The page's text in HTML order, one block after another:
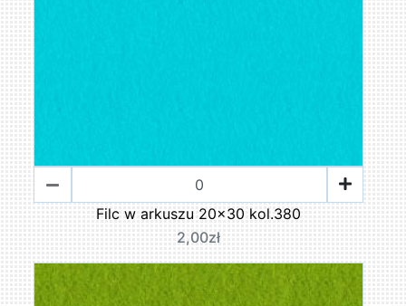
Filc w arkuszu 20x30 kol.380
2,00zł